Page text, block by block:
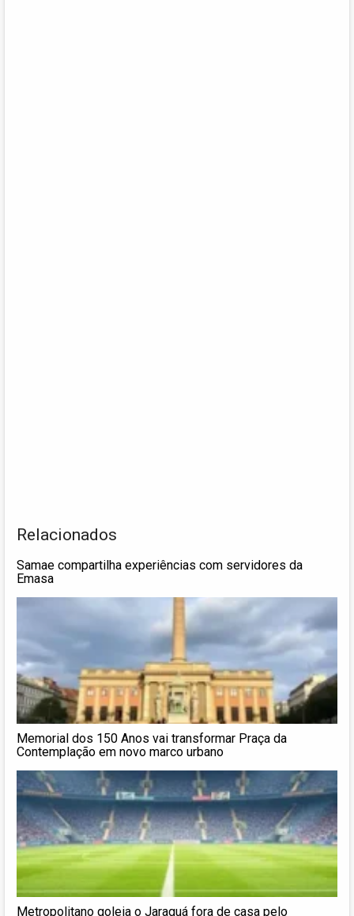
Relacionados
Samae compartilha experiências com servidores da
Emasa
Memorial dos 150 Anos vai transformar Praça da
Contemplação em novo marco urbano
Metropolitano goleia o Jaraguá fora de casa pelo